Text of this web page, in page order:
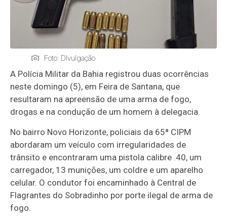
Foto: DIvulgação
A Polícia Militar da Bahia registrou duas ocorrências
neste domingo (5), em Feira de Santana, que
resultaram na apreensão de uma arma de fogo,
drogas e na condução de um homem à delegacia.
No bairro Novo Horizonte, policiais da 65ª CIPM
abordaram um veículo com irregularidades de
trânsito e encontraram uma pistola calibre .40, um
carregador, 13 munições, um coldre e um aparelho
celular. O condutor foi encaminhado à Central de
Flagrantes do Sobradinho por porte ilegal de arma de
fogo.